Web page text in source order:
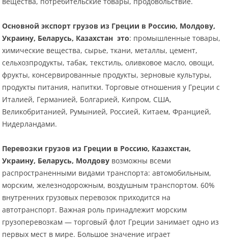
Основной экспорт грузов из Греции в Россию, Молдову,
Украину, Беларусь, Казахстан это: промышленные товары,
химические вещества, сырье, ткани, металлы, цемент,
сельхозпродукты, табак, текстиль, оливковое масло, овощи,
фрукты, консервированные продукты, зерновые культуры,
продукты питания, напитки. Торговые отношения у Греции с
Италией, Германией, Болгарией, Кипром, США,
Великобританией, Румынией, Россией, Китаем, Францией,
Нидерландами.
Перевозки грузов из Греции в Россию, Казахстан,
Украину, Беларусь, Молдову возможны всеми
распространенными видами транспорта: автомобильным,
морским, железнодорожным, воздушным транспортом. 60%
внутренних грузовых перевозок приходится на
автотранспорт. Важная роль принадлежит морским
грузоперевозкам — торговый флот Греции занимает одно из
первых мест в мире. Большое значение играет